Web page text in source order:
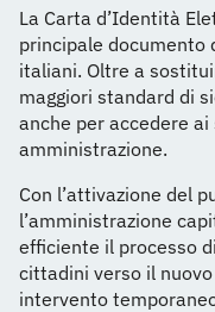
La Carta d’Identità
principale documento
italiani. Oltre a
maggiori standard di
anche per accedere
amministrazione.
Con l’attivazione del
l’amministrazione
efficiente il processo
cittadini verso il
intervento